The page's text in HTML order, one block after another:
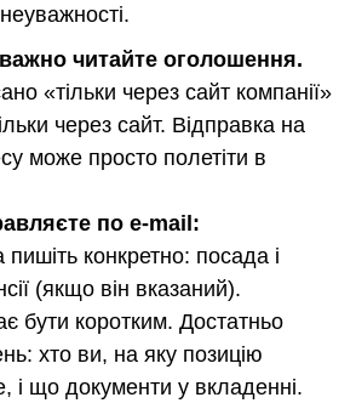
читайте оголошення.
«тільки через сайт компанії»
через сайт. Відправка на
може просто полетіти в
по e-mail:
пишіть конкретно: посада і
(якщо він вказаний).
бути коротким. Достатньо
хто ви, на яку позицію
і що документи у вкладенні.